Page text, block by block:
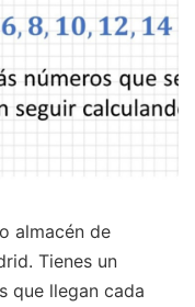
almacén de
Tienes un
que llegan cada